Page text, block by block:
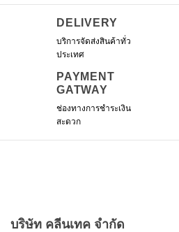
DELIVERY
บริการจัดส่งสินค้าทั่ว
ประเทศ
PAYMENT
GATWAY
ช่องทางการชำระเงิน
สะดวก
บริษัท คลีนเทค จำกัด